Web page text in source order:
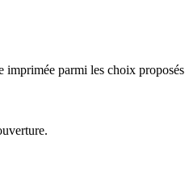
imprimée parmi les choix proposés